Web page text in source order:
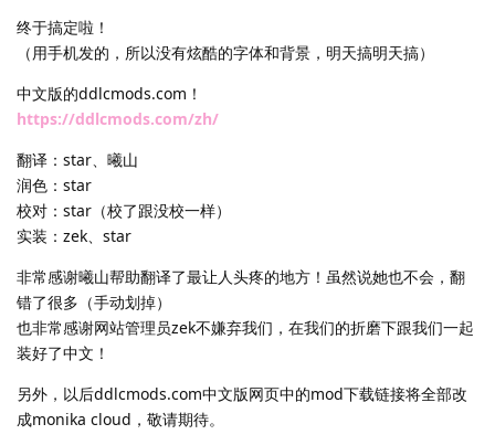
终于搞定啦！
（用手机发的，所以没有炫酷的字体和背景，明天搞明天搞）
中文版的ddlcmods.com！
https://ddlcmods.com/zh/
翻译：star、曦山
润色：star
校对：star（校了跟没校一样）
实装：zek、star
非常感谢曦山帮助翻译了最让人头疼的地方！虽然说她也不会，翻
错了很多（手动划掉）
也非常感谢网站管理员zek不嫌弃我们，在我们的折磨下跟我们一起
装好了中文！
另外，以后ddlcmods.com中文版网页中的mod下载链接将全部改
成monika cloud，敬请期待。